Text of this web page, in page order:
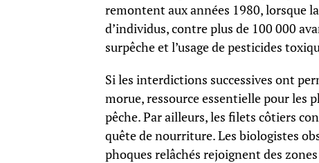
remontent aux années 1980, lorsque
d’individus, contre plus de 100 000
surpêche et l’usage de pesticides
Si les interdictions successives ont
morue, ressource essentielle pour les
pêche. Par ailleurs, les filets côtiers
quête de nourriture. Les biologistes
phoques relâchés rejoignent des